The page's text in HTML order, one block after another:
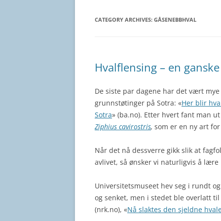
CATEGORY ARCHIVES: GÅSENEBBHVAL
Hvalflensing – en
De siste par dagene har det vært
grunnstøtinger på Sotra: «Her blir
Sotra» (ba.no). Etter hvert fant man
Ziphius cavirostris, som er en ny art
Når det nå dessverre gikk slik at
avlivet, så ønsker vi naturligvis å
Universitetsmuseet hev seg i rundt
og senket, men i stedet ble overlatt til
(nrk.no), «Nå slaktes den sjeldne